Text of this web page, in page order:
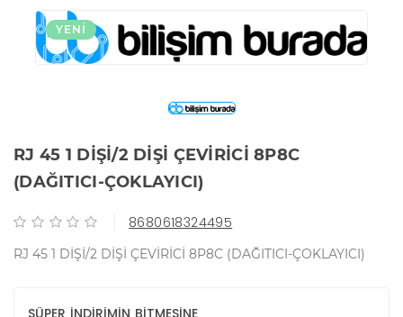
YENI
RJ 45 1 DİŞİ/2 DİŞİ ÇEVİRİCİ 8P8C
(DAĞITICI-ÇOKLAYICI)
8680618324495
RJ 45 1 DİŞİ/2 DİŞİ ÇEVİRİCİ 8P8C (DAĞITICI-ÇOKLAYICI)